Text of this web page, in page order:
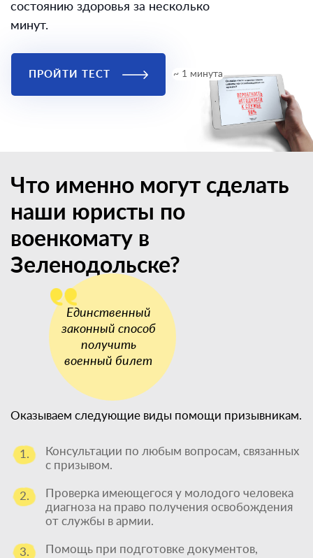
состоянию здоровья за несколько
минут.
ПРОЙТИ ТЕСТ ~ 1 минута
Что именно могут сделать
наши юристы по
военкомату в
Зеленодольске?
Оказываем следующие виды помощи призывникам.
1.
Консультации по любым вопросам, связанных
с призывом.
2.
Проверка имеющегося у молодого человека
диагноза на право получения освобождения
от службы в армии.
3.
Помощь при подготовке документов,